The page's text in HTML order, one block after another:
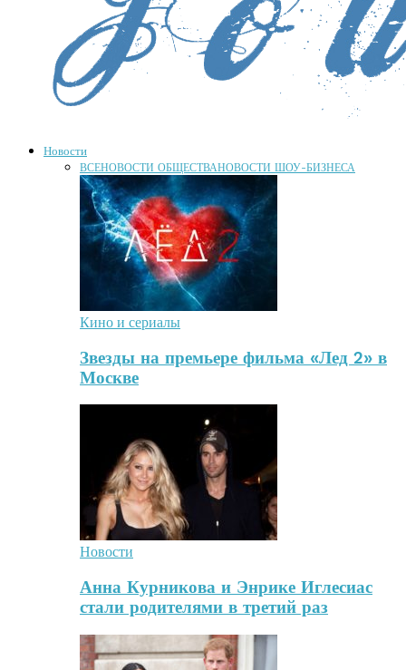
Новости
ВСЕНОВОСТИ ОБЩЕСТВАНОВОСТИ ШОУ-БИЗНЕСА
Кино и сериалы
Звезды на премьере фильма «Лед 2» в
Москве
Новости
Анна Курникова и Энрике Иглесиас
стали родителями в третий раз